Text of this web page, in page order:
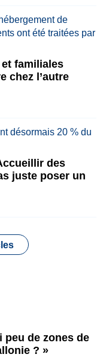
familiales
chez l’autre
des
juste poser un
peu de zones de
? »